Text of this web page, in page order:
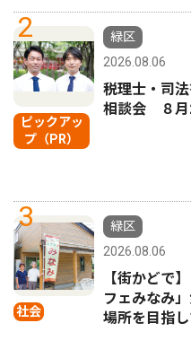
2
ピックアッ
プ（PR）
緑区
2026.08.06
税理士・司
相談会 ８月
3
社会
緑区
2026.08.06
【街かどで
フェみなみ
場所を目指